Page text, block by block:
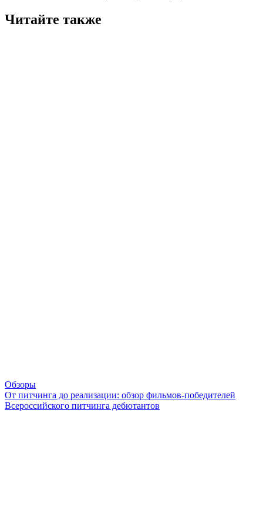
Читайте также
Обзоры
От питчинга до реализации: обзор фильмов-победителей
Всероссийского питчинга дебютантов